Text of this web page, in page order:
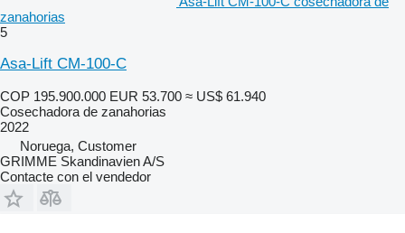
zanahorias
5
Asa-Lift CM-100-C
COP 195.900.000 EUR 53.700 ≈ US$ 61.940
Cosechadora de zanahorias
2022
Noruega, Customer
GRIMME Skandinavien A/S
Contacte con el vendedor